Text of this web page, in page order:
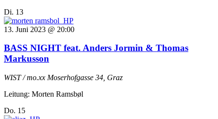
Di. 13
13. Juni 2023 @ 20:00
BASS NIGHT feat. Anders Jormin & Thomas
Markusson
WIST / mo.xx Moserhofgasse 34, Graz
Leitung: Morten Ramsbøl
Do. 15